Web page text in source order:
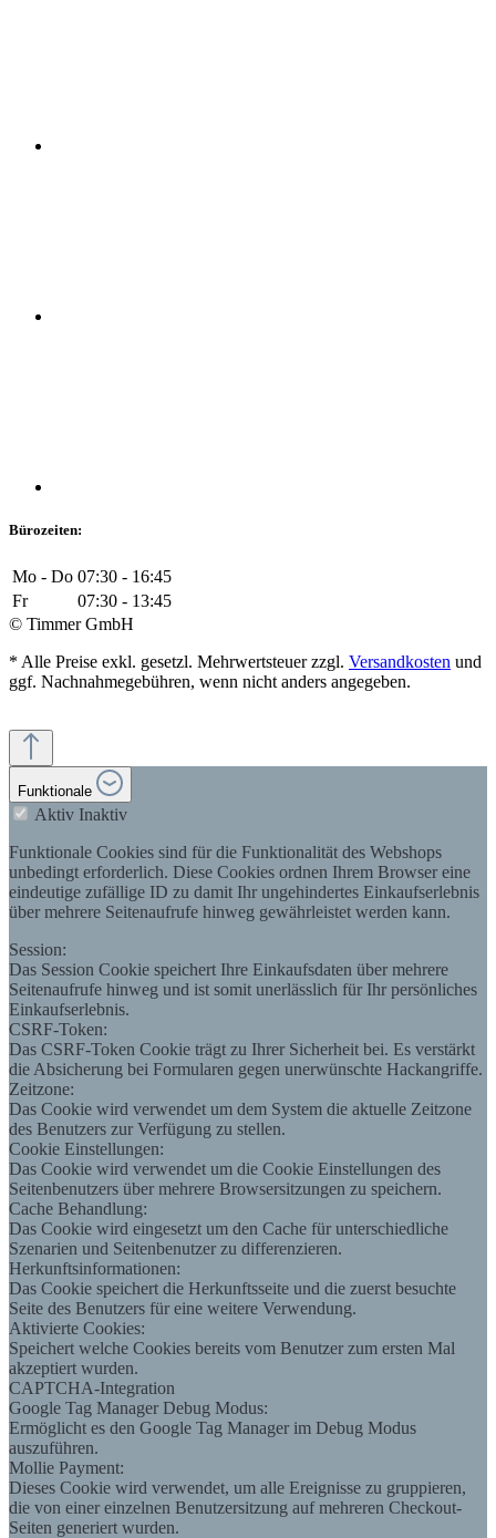
Bürozeiten:
Mo - Do 07:30 - 16:45
Fr
07:30 - 13:45
© Timmer GmbH
* Alle Preise exkl. gesetzl. Mehrwertsteuer zzgl. Versandkosten und
ggf. Nachnahmegebühren, wenn nicht anders angegeben.
Funktionale
Aktiv Inaktiv
Funktionale Cookies sind für die Funktionalität des Webshops
unbedingt erforderlich. Diese Cookies ordnen Ihrem Browser eine
eindeutige zufällige ID zu damit Ihr ungehindertes Einkaufserlebnis
über mehrere Seitenaufrufe hinweg gewährleistet werden kann.
Session:
Das Session Cookie speichert Ihre Einkaufsdaten über mehrere
Seitenaufrufe hinweg und ist somit unerlässlich für Ihr persönliches
Einkaufserlebnis.
CSRF-Token:
Das CSRF-Token Cookie trägt zu Ihrer Sicherheit bei. Es verstärkt
die Absicherung bei Formularen gegen unerwünschte Hackangriffe.
Zeitzone:
Das Cookie wird verwendet um dem System die aktuelle Zeitzone
des Benutzers zur Verfügung zu stellen.
Cookie Einstellungen:
Das Cookie wird verwendet um die Cookie Einstellungen des
Seitenbenutzers über mehrere Browsersitzungen zu speichern.
Cache Behandlung:
Das Cookie wird eingesetzt um den Cache für unterschiedliche
Szenarien und Seitenbenutzer zu differenzieren.
Herkunftsinformationen:
Das Cookie speichert die Herkunftsseite und die zuerst besuchte
Seite des Benutzers für eine weitere Verwendung.
Aktivierte Cookies:
Speichert welche Cookies bereits vom Benutzer zum ersten Mal
akzeptiert wurden.
CAPTCHA-Integration
Google Tag Manager Debug Modus:
Ermöglicht es den Google Tag Manager im Debug Modus
auszuführen.
Mollie Payment:
Dieses Cookie wird verwendet, um alle Ereignisse zu gruppieren,
die von einer einzelnen Benutzersitzung auf mehreren Checkout-
Seiten generiert wurden.